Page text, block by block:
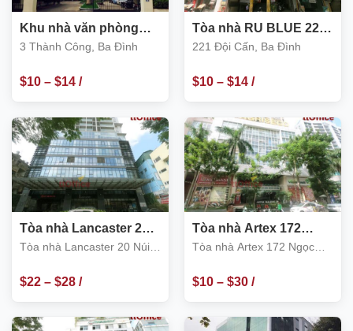
Khu nhà văn phòng
cho thuê số 3 Thành
3 Thành Công, Ba Đình
$10– $14/
m2
Tòa nhà RU BLUE 221
Đội Cấn, Ba Đình
221 Đội Cấn, Ba Đình
$10– $14/
m2
Tòa nhà Lancaster 20
Núi Trúc, Ba Đình
Tòa nhà Lancaster 20 Núi
$22– $28/
m2
Tòa nhà Artex 172
Ngọc Khánh, Ba Đình
Tòa nhà Artex 172 Ngọc
$10– $30/
m2